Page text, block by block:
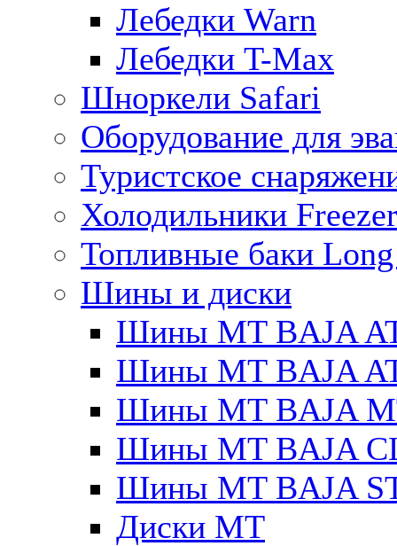
Лебедки Warn
Лебедки T-Max
Шноркели Safari
Оборудование для
Туристское
Холодильники
Топливные баки
Шины и диски
Шины MT BAJA
Шины MT BAJA
Шины MT BAJA
Шины MT BAJA
Шины MT BAJA
Диски MT